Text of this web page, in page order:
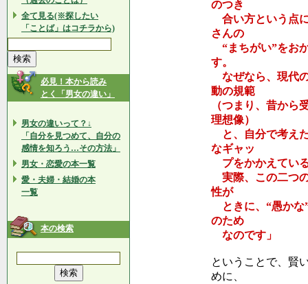
全て見る(※探したい
「ことば」はコチラから)
必見！本から読み
とく「男女の違い」
男女の違いって？↓
「自分を見つめて、自分の
感情を知ろう…その方法」
男女・恋愛の本一覧
愛・夫婦・結婚の本
一覧
本の検索
のつき
合い方という点
さんの
“まちがい”をお
す。
なぜなら、現代
動の規範
（つまり、昔から
理想像）
と、自分で考え
なギャッ
プをかかえてい
実際、この二つ
性が
ときに、“愚かな
のため
なのです」
ということで、賢
めに、